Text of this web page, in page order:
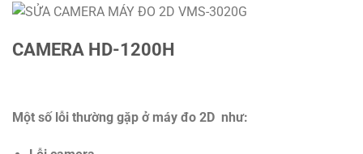
CAMERA HD-1200H
Một số lỗi thường gặp ở máy đo 2D như: